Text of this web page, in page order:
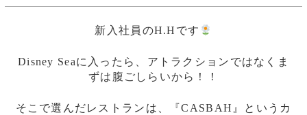
新入社員のH.Hです
Disney Seaに入ったら、アトラクションではなくま
ずは腹ごしらいから！！
そこで選んだレストランは、『CASBAH』というカ